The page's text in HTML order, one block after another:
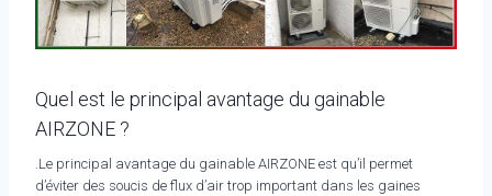
Quel est le principal avantage du gainable
AIRZONE ?
.Le principal avantage du gainable AIRZONE est qu’il permet
d’éviter des soucis de flux d’air trop important dans les gaines